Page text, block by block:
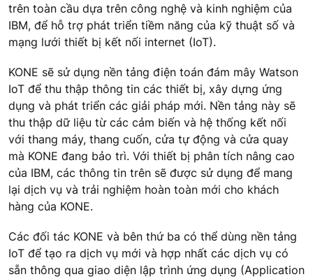
trên toàn cầu dựa trên công nghệ và kinh nghiệm của
IBM, để hỗ trợ phát triển tiềm năng của kỹ thuật số và
mạng lưới thiết bị kết nối internet (IoT).
KONE sẽ sử dụng nền tảng điện toán đám mây Watson
IoT để thu thập thông tin các thiết bị, xây dựng ứng
dụng và phát triển các giải pháp mới. Nền tảng này sẽ
thu thập dữ liệu từ các cảm biến và hệ thống kết nối
với thang máy, thang cuốn, cửa tự động và cửa quay
mà KONE đang bảo trì. Với thiết bị phân tích nâng cao
của IBM, các thông tin trên sẽ được sử dụng để mang
lại dịch vụ và trải nghiệm hoàn toàn mới cho khách
hàng của KONE.
Các đối tác KONE và bên thứ ba có thể dùng nền tảng
IoT để tạo ra dịch vụ mới và hợp nhất các dịch vụ có
sẵn thông qua giao diện lập trình ứng dụng (Application